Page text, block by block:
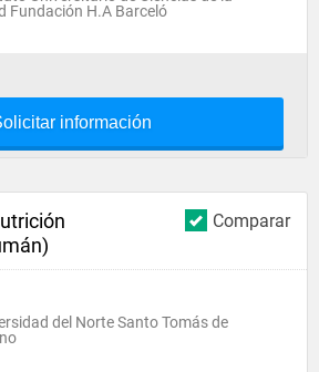
Fundación H.A Barceló
información
Comparar
del Norte Santo Tomás de